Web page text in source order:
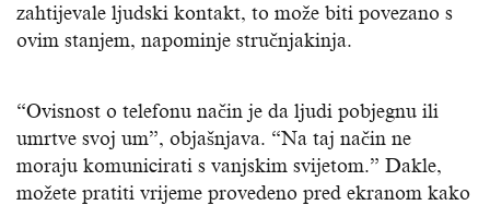
zahtijevale ljudski kontakt, to može biti povezano s
ovim stanjem, napominje stručnjakinja.
“Ovisnost o telefonu način je da ljudi pobjegnu ili
umrtve svoj um”, objašnjava. “Na taj način ne
moraju komunicirati s vanjskim svijetom.” Dakle,
možete pratiti vrijeme provedeno pred ekranom kako